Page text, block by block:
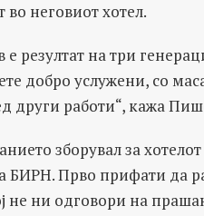
во неговиот хотел.
резултат на три
добро услужени, со
други работи“, кажа
зборувал за
БИРН. Прво прифати да
не ни одговори на